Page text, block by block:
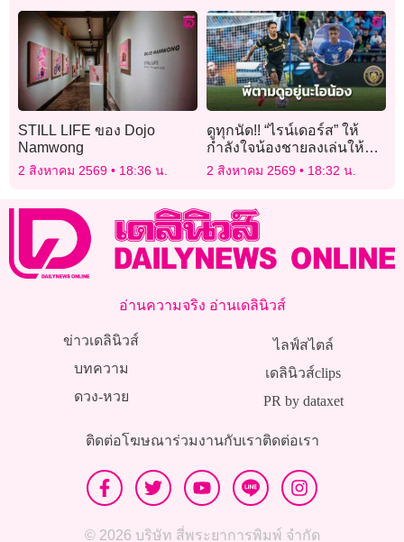
STILL LIFE ของ Dojo
Namwong
2 สิงหาคม 2569 18:36 น.
ดูทุกนัด!! “ไรน์เดอร์ส” ให้
กำลังใจน้องชายลงเล่นให้
“อินโดนีเซีย” ศึกอาเซียนคัพ
2 สิงหาคม 2569 18:32 น.
อ่านความจริง อ่านเดลินิวส์
ข่าวเดลินิวส์
บทความ
ดวง-หวย
ไลฟ์สไตล์
เดลินิวส์clips
PR by dataxet
ติดต่อโฆษณาร่วมงานกับเราติดต่อเรา
© 2026 บริษัท สี่พระยาการพิมพ์ จำกัด